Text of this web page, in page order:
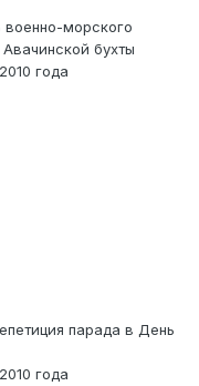
военно-морского
бухты
года
парада в День
года